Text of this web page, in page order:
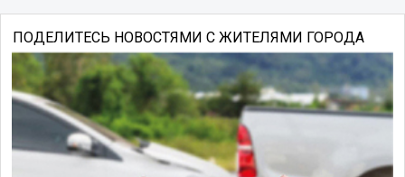
ПОДЕЛИТЕСЬ НОВОСТЯМИ С ЖИТЕЛЯМИ ГОРОДА